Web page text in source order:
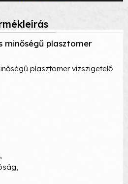
minőségű plasztomer
plasztomer vízszigetelő